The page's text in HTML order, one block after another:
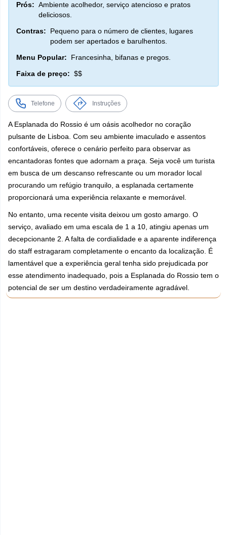
Prós: Ambiente acolhedor, serviço atencioso e pratos
deliciosos.
Contras:
Pequeno para o número de clientes, lugares
podem ser apertados e barulhentos.
Menu Popular:
Francesinha, bifanas e pregos.
Faixa de preço: $$
Telefone Instruções
A Esplanada do Rossio é um oásis acolhedor no coração
pulsante de Lisboa. Com seu ambiente imaculado e assentos
confortáveis, oferece o cenário perfeito para observar as
encantadoras fontes que adornam a praça. Seja você um turista
em busca de um descanso refrescante ou um morador local
procurando um refúgio tranquilo, a esplanada certamente
proporcionará uma experiência relaxante e memorável.
No entanto, uma recente visita deixou um gosto amargo. O
serviço, avaliado em uma escala de 1 a 10, atingiu apenas um
decepcionante 2. A falta de cordialidade e a aparente indiferença
do staff estragaram completamente o encanto da localização. É
lamentável que a experiência geral tenha sido prejudicada por
esse atendimento inadequado, pois a Esplanada do Rossio tem o
potencial de ser um destino verdadeiramente agradável.